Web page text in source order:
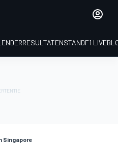
RESULTATENSTANDF1
Singapore